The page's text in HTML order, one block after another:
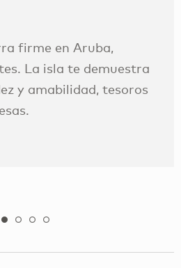
firme en Aruba,
La isla te demuestra
y amabilidad, tesoros